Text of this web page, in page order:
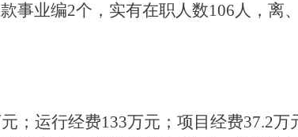
事业编2个，实有在职人数106人，离
元；运行经费133万元；项目经费37.2万